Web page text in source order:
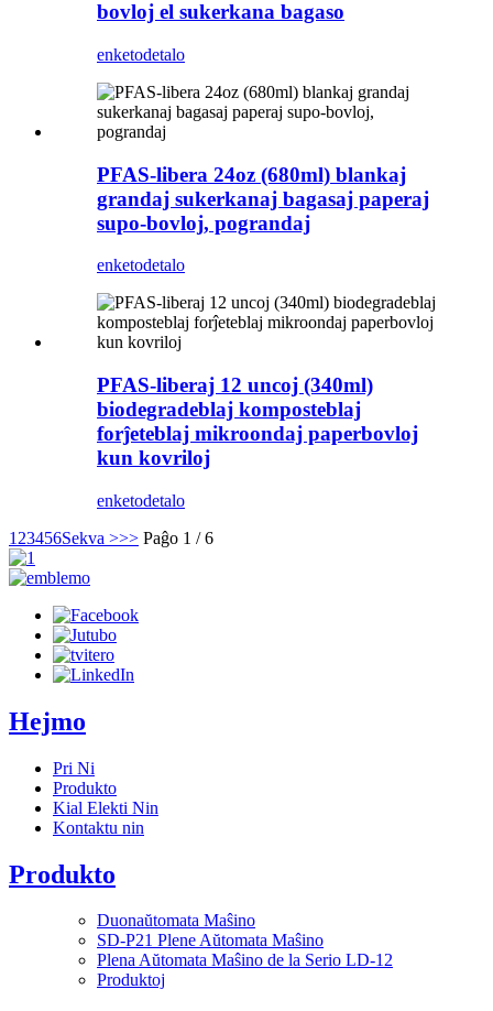
bovloj el sukerkana bagaso
enketodetalo
PFAS-libera 24oz (680ml) blankaj
grandaj sukerkanaj bagasaj paperaj
supo-bovloj, pograndaj
enketodetalo
PFAS-liberaj 12 uncoj (340ml)
biodegradeblaj komposteblaj
forĵeteblaj mikroondaj paperbovloj
kun kovriloj
enketodetalo
1 23456Sekva >>> Paĝo 1 / 6
Hejmo
Pri Ni
Produkto
Kial Elekti Nin
Kontaktu nin
Produkto
Duonaŭtomata Maŝino
SD-P21 Plene Aŭtomata Maŝino
Plena Aŭtomata Maŝino de la Serio LD-12
Produktoj